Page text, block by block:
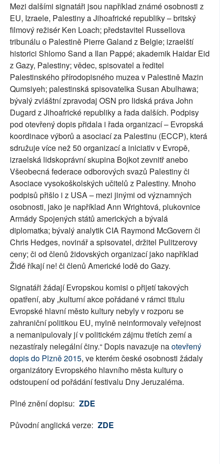
Mezi dalšími signatáři jsou například známé osobnosti z
EU, Izraele, Palestiny a Jihoafrické republiky – britský
filmový režisér Ken Loach; představitel Russellova
tribunálu o Palestině Pierre Galand z Belgie; izraelští
historici Shlomo Sand a Ilan Pappé; akademik Haidar Eid
z Gazy, Palestiny; vědec, spisovatel a ředitel
Palestinského přírodopisného muzea v Palestině Mazin
Qumsiyeh; palestinská spisovatelka Susan Abulhawa;
bývalý zvláštní zpravodaj OSN pro lidská práva John
Dugard z Jihoafrické republiky a řada dalších. Podpisy
pod otevřený dopis přidala i řada organizací – Evropská
koordinace výborů a asociací za Palestinu (ECCP), která
sdružuje více než 50 organizací a iniciativ v Evropě,
izraelská lidskoprávní skupina Bojkot zevnitř anebo
Všeobecná federace odborových svazů Palestiny či
Asociace vysokoškolských učitelů z Palestiny. Mnoho
podpisů přišlo i z USA – mezi jinými od významných
osobnosti, jako je například Ann Wrightová, plukovnice
Armády Spojených států amerických a bývalá
diplomatka; bývalý analytik CIA Raymond McGovern či
Chris Hedges, novinář a spisovatel, držitel Pulitzerovy
ceny; či od členů židovských organizací jako například
Židé říkají ne! či členů Americké lodě do Gazy.
Signatáři žádají Evropskou komisi o přijetí takových
opatření, aby „kulturní akce pořádané v rámci titulu
Evropské hlavní město kultury nebyly v rozporu se
zahraniční politikou EU, mylně neinformovaly veřejnost
a nemanipulovaly jí v politickém zájmu třetích zemí a
nezastíraly nelegální činy.“ Dopis navazuje naotevřený
dopis do Plzně 2015, ve kterém české osobnosti žádaly
organizátory Evropského hlavního města kultury o
odstoupení od pořádání festivalu Dny Jeruzaléma.
Plné znění dopisu: ZDE
Původní anglická verze: ZDE